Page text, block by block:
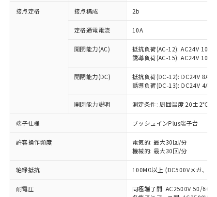
接点定格 接点構成 2b
定格通電電流 10A
開閉能力(AC)
抵抗負荷(AC-12): AC24V 10A/
誘導負荷(AC-15): AC24V
開閉能力(DC)
抵抗負荷(DC-12): DC24V 8A/
誘導負荷(DC-13): DC24V 4A/
開閉能力説明 測定条件: 周囲温度 20±2℃、
端子仕様 プッシュインPlus端子台
許容操作頻度
電気的: 最大30回/分
機械的: 最大30回/分
絶縁抵抗 100MΩ以上 (DC500Vメガ、点
耐電圧
同極端子間: AC2500V 50/
ご利用条件
以下の条件をお読みいただき、同意のうえ
本サービスは、当社制御機器事業取扱
商品の当社在庫状況および標準価格
(税抜)を提供させていただくもので
当社制御機器事業取扱商品の中には、
本サービスの対象外となる商品もある
ことをご了承ください。
在庫状況および標準価格照会結果は、
記載している更新日時点での社内デー
タに基づき作成されるものであり、閲
準価格とは異なる場合があることをご
対応予定：EU RoHS指令（10物質）の非含
有に対応した製品に切り替える予定のある
対応予定なし：EU RoHS指令（10物質）の
非含有に非対応の商品で、対応品を出す予
調査・確認中：EU RoHS指令（10物質）の
非含有の対応状況を調査中または確認中の
非該当品：ライセンス料など無形物で、有
害物質有無と関係のない商品です。
仕入先様の事情により、非含有部品として
いたものが、含有品と判明した場合などや
むを得ず変更することがあります。
*EU RoHS指令（10物質）：
鉛(Pb) 1000ppm以下、 水銀(Hg) 1000ppm以下、 カド
六価クロム(Cr(Ⅵ)) 1000ppm以下、ポリ臭化ビフェニル
「○」：最大均質材料含有率が中国RoHSの
基準値以下であることを示します。
「×」：最大均質材料含有率が中国RoHSの
基準値を超えていることを示します。
「－」：未確認です。当社販売部門へお問
当社は、これら貴社製品のうち、外国
為替および外国貿易法に定める商品
（以下｢規制貨物等」という）を輸出
または国外への提供する場合は、日本
国政府の輸出許可(または役務取引許
可)を取得するなどの必要な手続きを